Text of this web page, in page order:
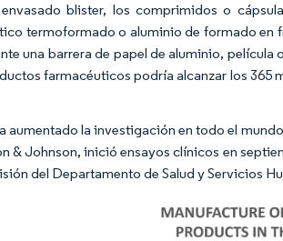
blister, los comprimidos o
termoformado o aluminio de formado
una barrera de papel de aluminio,
farmacéuticos podría alcanzar los 365
aumentado la investigación en todo el
& Johnson, inició ensayos clínicos en
del Departamento de Salud y Servicios